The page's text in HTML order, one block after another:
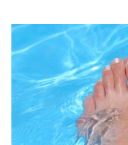
očetov, cigaretne
tam tudi pusti. Kar